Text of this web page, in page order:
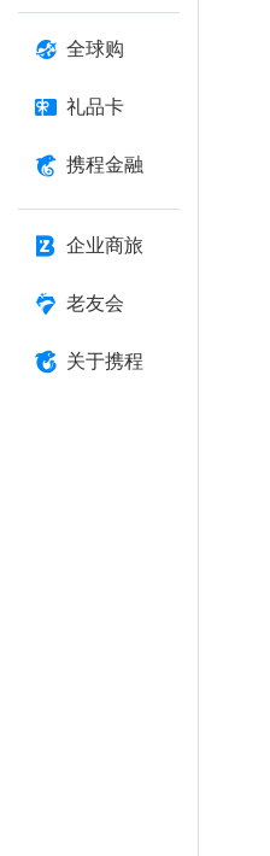
全球购
礼品卡
携程金融
企业商旅
老友会
关于携程